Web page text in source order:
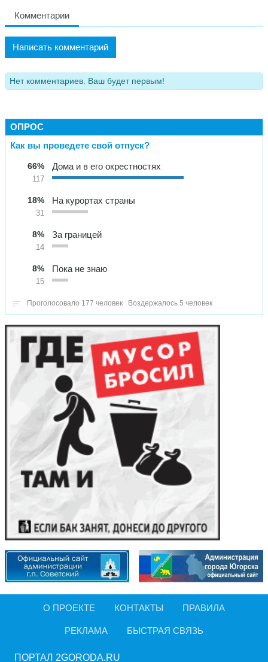
Комментарии
Написать комментарий
Нет комментариев. Ваш будет первым!
ОПРОС
Как вы проведете свой отпуск?
66%
117
Дома и в его окрестностях
18%
31
На курортах страны
8%
14
За границей
8%
15
Пока не знаю
Проголосовало 177 человек Воздержалось 5 человек
О ПРОЕКТЕ КОНТАКТЫ ПРАВИЛА
РЕКЛАМА БЫСТРАЯ СВЯЗЬ
ПОРТАЛ 2GORODA.RU